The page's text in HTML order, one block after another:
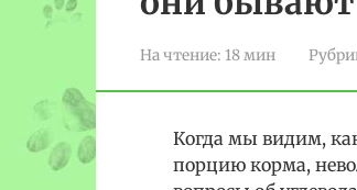
На чтение: 18 мин
Когда мы видим,
порцию корма,